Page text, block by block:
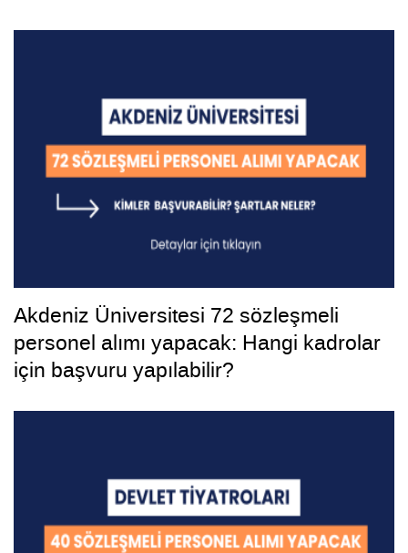
Akdeniz Üniversitesi 72 sözleşmeli
personel alımı yapacak: Hangi kadrolar
için başvuru yapılabilir?